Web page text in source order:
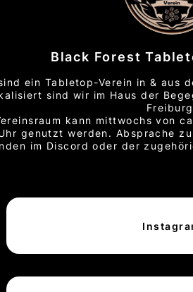
Black Forest
ein Tabletop-Verein in & aus
sind wir im Haus der
kann mittwochs von
genutzt werden. Absprache
im Discord oder der